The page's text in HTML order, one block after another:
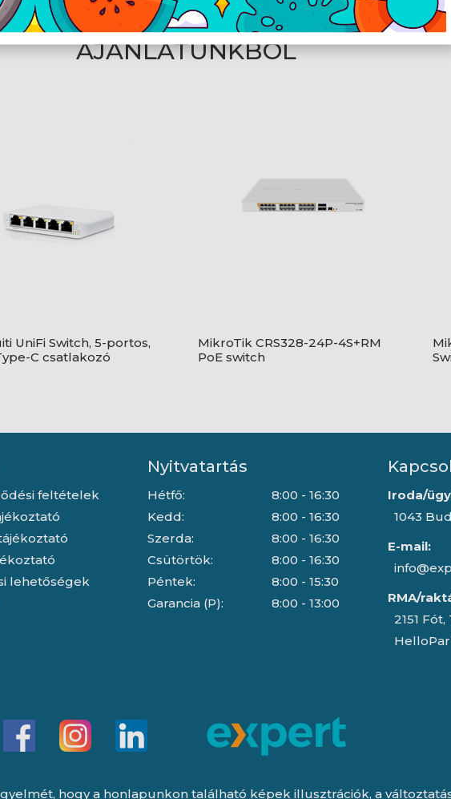
AJÁNLATUNKBÓL
UniFi Switch, 5-portos,
C csatlakozó
MikroTik CRS328-24P-4S+RM
PoE switch
feltételek
lehetőségek
Nyitvatartás
Hétfő:
Kedd:
Szerda:
Csütörtök:
Péntek:
Garancia (P):
8:00 - 16:30
8:00 - 16:30
8:00 - 16:30
8:00 - 16:30
8:00 - 15:30
8:00 - 13:00
Iroda/
1043
E-mail:
RMA/
2151
hogy a honlapunkon található képek illusztrációk, a